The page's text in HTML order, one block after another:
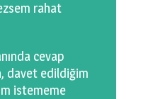
rahat
cevap
davet edildiğim
istememe